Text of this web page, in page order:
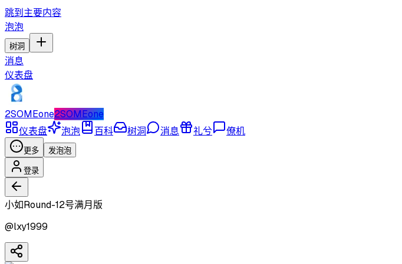
跳到主要内容
泡泡
树洞
消息
仪表盘
2SOMEone2SOMEone
仪表盘
泡泡 百科 树洞 消息 礼兮 僚机
更多 发泡泡
登录
小如Round-12号满月版
@lxy1999